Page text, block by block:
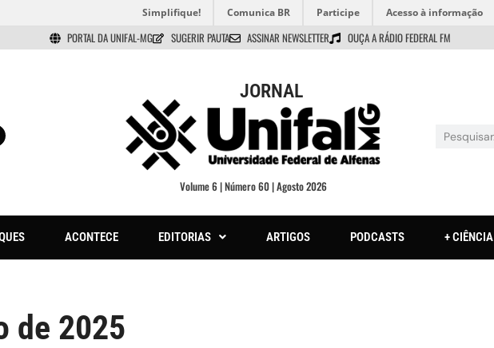
Simplifique! Comunica BR Participe Acesso à informação
PORTAL DA UNIFAL-MG SUGERIR PAUTA ASSINAR NEWSLETTER OUÇA A RÁDIO FEDERAL FM
JORNAL
Volume 6 | Número 60 | Agosto 2026
ACONTECE EDITORIAS ARTIGOS PODCASTS + CIÊNCIA
de 2025